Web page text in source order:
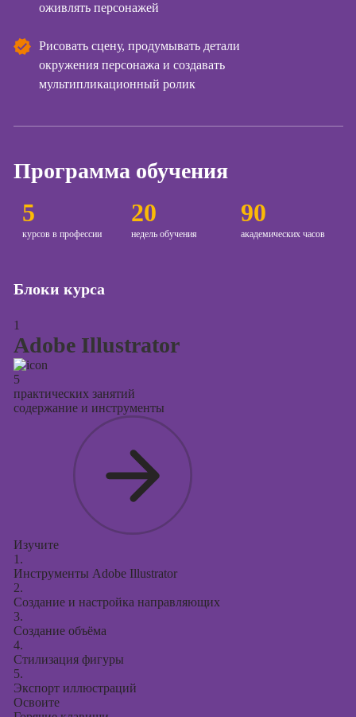
продвижения в
социальных
оживлять персонажей
Рисовать сцену, продумывать детали
окружения персонажа и создавать
мультипликационный ролик
5
курсов в профессии
20
недель обучения
90
академических часов
Программа обучения
Блоки курса
1
Adobe Illustrator
5
практических занятий
содержание и инструменты
Изучите
1.
Инструменты Adobe Illustrator
2.
Создание и настройка направляющих
3.
Создание объёма
4.
Стилизация фигуры
5.
Экспорт иллюстраций
Освоите